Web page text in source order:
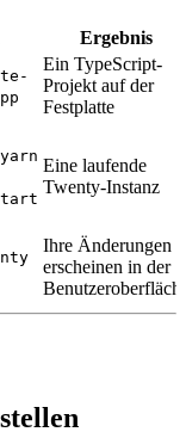
Ergebnis
Ein TypeScript-
Projekt auf der
Festplatte
yarn Eine laufende
Twenty-Instanz
Ihre Änderungen
erscheinen in der